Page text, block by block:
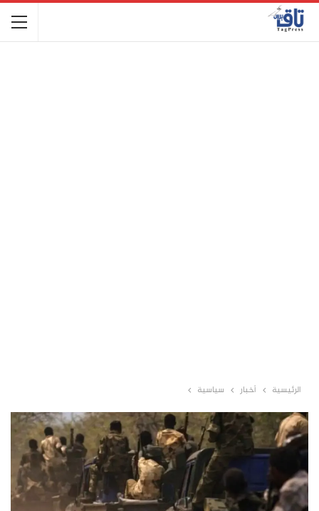
الرئيسية أخبار سياسية